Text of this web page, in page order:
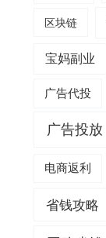
区块链
宝妈副业
广告代投
广告投放
电商返利
省钱攻略